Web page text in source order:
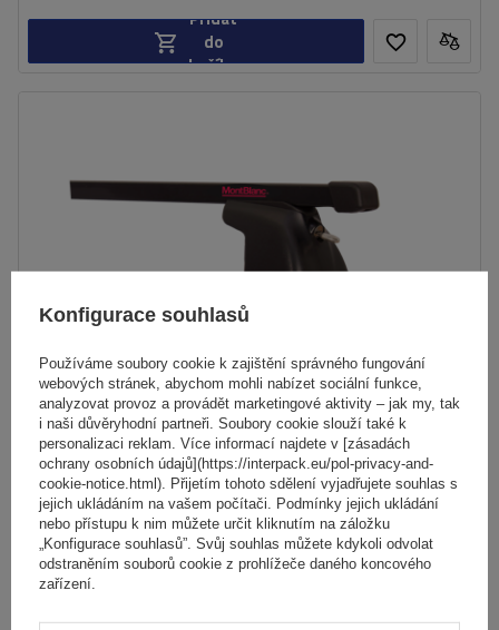
Přidat
do
košíku
Ocelový střešní nosič Mont Blanc AMC 5002-S49
3 401,00 Kčs DPH
Produkt dostupný ve velkém množství
Přidat
Konfigurace souhlasů
Používáme soubory cookie k zajištění správného fungování
webových stránek, abychom mohli nabízet sociální funkce,
analyzovat provoz a provádět marketingové aktivity – jak my, tak
i naši důvěryhodní partneři. Soubory cookie slouží také k
personalizaci reklam. Více informací najdete v [zásadách
ochrany osobních údajů](https://interpack.eu/pol-privacy-and-
cookie-notice.html). Přijetím tohoto sdělení vyjadřujete souhlas s
jejich ukládáním na vašem počítači. Podmínky jejich ukládání
nebo přístupu k nim můžete určit kliknutím na záložku
„Konfigurace souhlasů”. Svůj souhlas můžete kdykoli odvolat
odstraněním souborů cookie z prohlížeče daného koncového
zařízení.